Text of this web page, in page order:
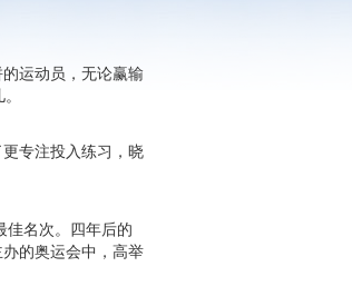
运动员，无论赢输
专注投入练习，晓
佳名次。四年后的
的奥运会中，高举